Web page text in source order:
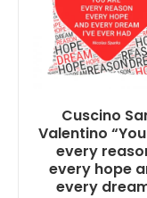
Cuscino
Valentino
every
every hope
every